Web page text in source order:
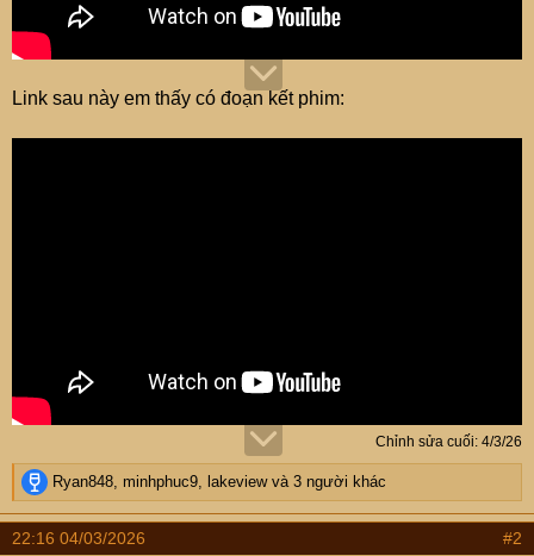
Link sau này em thấy có đoạn kết phim:
Chỉnh sửa cuối: 4/3/26
R
e
a
c
Ryan848 minhphuc9 lakeviewvà 3 người khác
22:16 04/03/2026 #2